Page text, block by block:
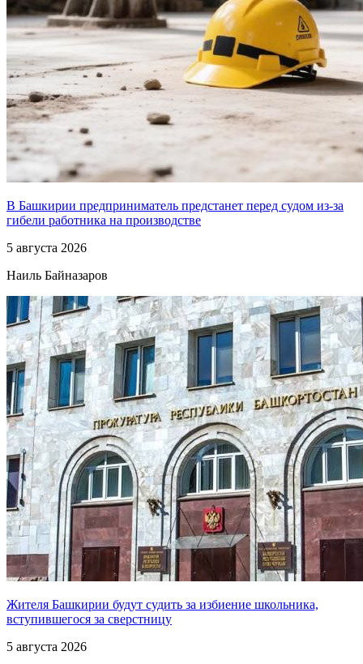
В Башкирии предприниматель предстанет перед судом из-за
гибели работника на производстве
5 августа 2026
Наиль Байназаров
Жителя Башкирии будут судить за избиение школьника,
вступившегося за сверстницу
5 августа 2026